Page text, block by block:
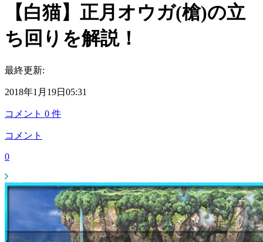
【白猫】正月オウガ(槍)の立
ち回りを解説！
最終更新:
2018年1月19日05:31
コメント 0 件
コメント
0